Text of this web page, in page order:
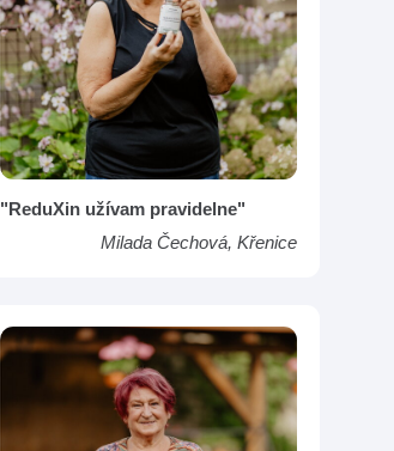
"ReduXin užívam pravidelne"
Milada Čechová, Křenice